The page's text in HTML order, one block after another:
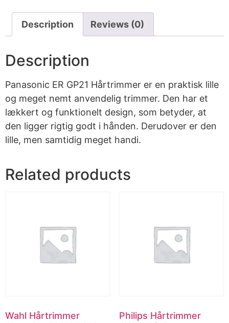
Description Reviews (0)
Description
Panasonic ER GP21 Hårtrimmer er en praktisk lille
og meget nemt anvendelig trimmer. Den har et
lækkert og funktionelt design, som betyder, at
den ligger rigtig godt i hånden. Derudover er den
lille, men samtidig meget handi.
Related products
Wahl Hårtrimmer
Philips Hårtrimmer